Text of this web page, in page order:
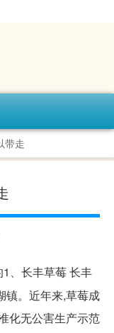
带走
、长丰草莓 长丰
镇。近年来,草莓成
化无公害生产示范